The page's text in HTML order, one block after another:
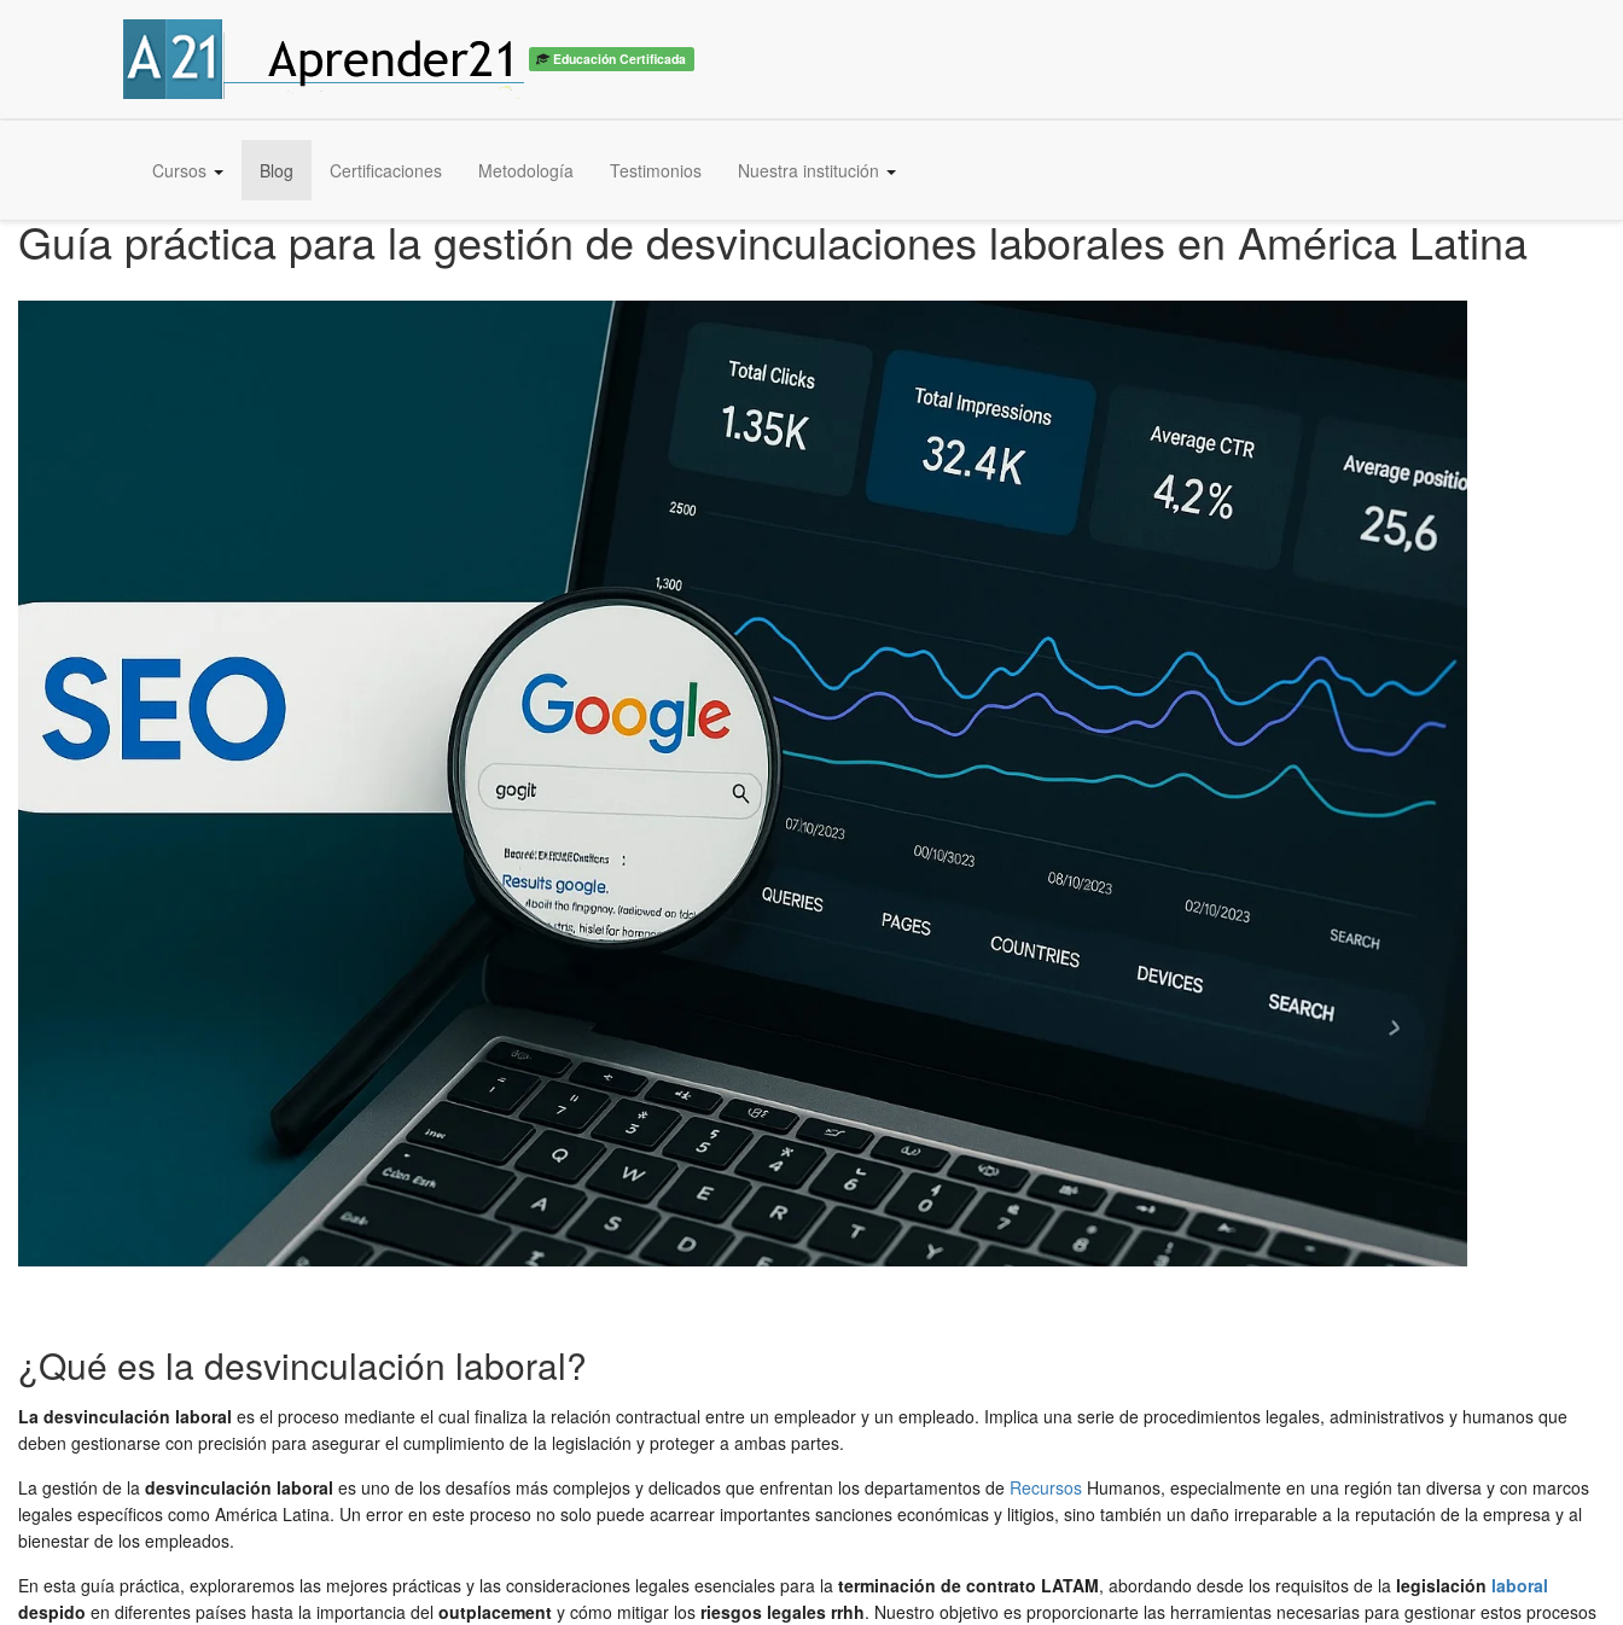
Educación Certificada
Cursos Blog Certificaciones Metodología Testimonios Nuestra institución
Guía práctica para la gestión de desvinculaciones laborales en América Latina
¿Qué es la desvinculación laboral?
La desvinculación laboral es el proceso mediante el cual finaliza la relación contractual entre un empleador y un empleado. Implica una serie de procedimientos legales, administrativos y humanos que
deben gestionarse con precisión para asegurar el cumplimiento de la legislación y proteger a ambas partes.
La gestión de la desvinculación laboral es uno de los desafíos más complejos y delicados que enfrentan los departamentos de Recursos Humanos, especialmente en una región tan diversa y con marcos
legales específicos como América Latina. Un error en este proceso no solo puede acarrear importantes sanciones económicas y litigios, sino también un daño irreparable a la reputación de la empresa y al
bienestar de los empleados.
En esta guía práctica, exploraremos las mejores prácticas y las consideraciones legales esenciales para la terminación de contrato LATAM, abordando desde los requisitos de la legislación laboral
despido en diferentes países hasta la importancia del outplacement y cómo mitigar los riesgos legales rrhh. Nuestro objetivo es proporcionarte las herramientas necesarias para gestionar estos procesos